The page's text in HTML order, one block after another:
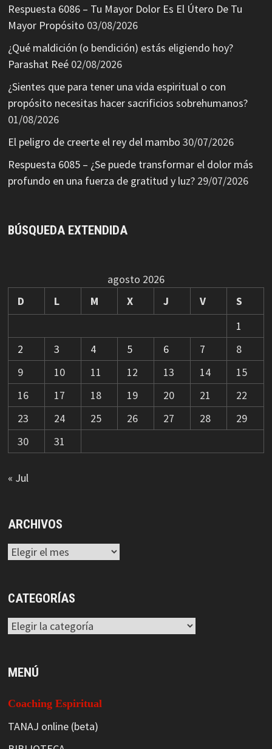
Respuesta 6086 – Tu Mayor Dolor Es El Útero De Tu
Mayor Propósito 03/08/2026
¿Qué maldición (o bendición) estás eligiendo hoy?
Parashat Reé 02/08/2026
¿Sientes que para tener una vida espiritual o con
propósito necesitas hacer sacrificios sobrehumanos?
01/08/2026
El peligro de creerte el rey del mambo 30/07/2026
Respuesta 6085 – ¿Se puede transformar el dolor más
profundo en una fuerza de gratitud y luz? 29/07/2026
BÚSQUEDA EXTENDIDA
agosto 2026
D
L M X J V
S
1
2
3 4 5 6 7
8
9
10 11 12 13 14
15
16
17 18 19 20 21
22
23
24 25 26 27 28
29
30
31
« Jul
ARCHIVOS
Archivos
CATEGORÍAS
Categorías
MENÚ
Coaching Espiritual
TANAJ online (beta)